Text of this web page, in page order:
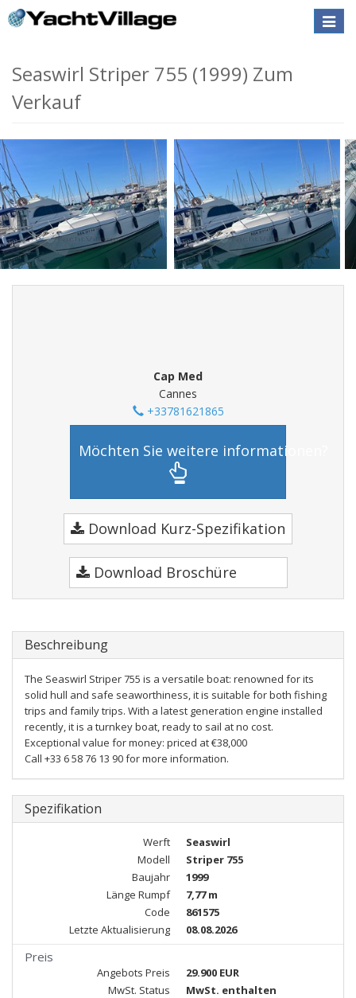
Toggle
Seaswirl Striper 755 (1999) Zum
Verkauf
Cap Med
Cannes
+33781621865
Möchten Sie weitere informationen?
Download Kurz-Spezifikation
Download Broschüre
Beschreibung
The Seaswirl Striper 755 is a versatile boat: renowned for its
solid hull and safe seaworthiness, it is suitable for both fishing
trips and family trips. With a latest generation engine installed
recently, it is a turnkey boat, ready to sail at no cost.
Exceptional value for money: priced at €38,000
Call +33 6 58 76 13 90 for more information.
Spezifikation
Werft
Seaswirl
Modell
Striper 755
Baujahr
1999
Länge Rumpf
7,77 m
Code
861575
Letzte Aktualisierung
08.08.2026
Preis
Angebots Preis
29.900 EUR
MwSt. Status
MwSt. enthalten